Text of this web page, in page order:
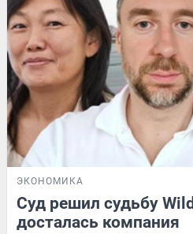
ЭКОНОМИКА
Суд решил судьбу
досталась компания